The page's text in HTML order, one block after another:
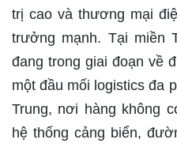
trị cao và thương mại
trưởng mạnh. Tại miền
đang trong giai đoạn về
một đầu mối logistics đa
Trung, nơi hàng không
hệ thống cảng biển,